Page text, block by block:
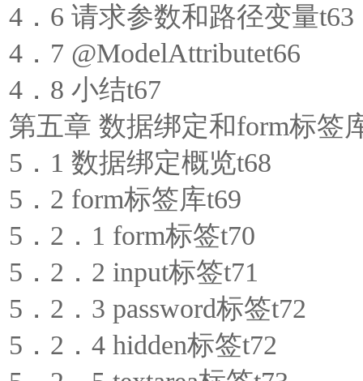
4．6 请求参数和路径变量t63
4．7 @ModelAttributet66
4．8 小结t67
第五章 数据绑定和form标签
5．1 数据绑定概览t68
5．2 form标签库t69
5．2．1 form标签t70
5．2．2 input标签t71
5．2．3 password标签t72
5．2．4 hidden标签t72